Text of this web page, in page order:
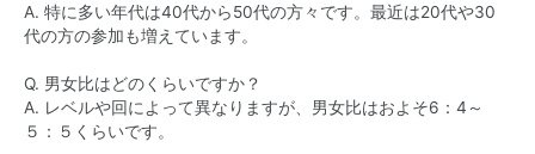
A. 特に多い年代は40代から50代の方々です。最近は20代や30
代の方の参加も増えています。
Q. 男女比はどのくらいですか？
A. レベルや回によって異なりますが、男女比はおよそ6：4～
５：５くらいです。